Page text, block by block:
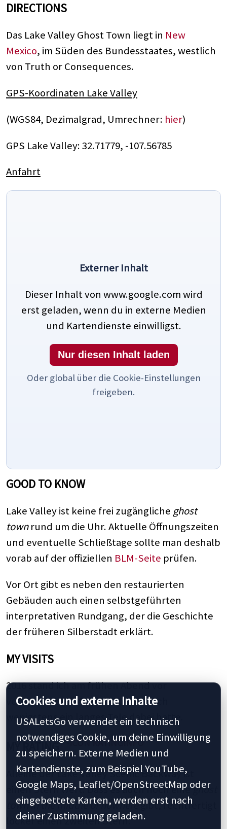
DIRECTIONS
Das Lake Valley Ghost Town liegt in New
Mexico, im Süden des Bundesstaates, westlich
von Truth or Consequences.
GPS-Koordinaten Lake Valley
(WGS84, Dezimalgrad, Umrechner: hier)
GPS Lake Valley: 32.71779, -107.56785
Anfahrt
Externer Inhalt
Dieser Inhalt von www.google.com wird
erst geladen, wenn du in externe Medien
und Kartendienste einwilligst.
Nur diesen Inhalt laden
Oder global über die Cookie-Einstellungen
freigeben.
GOOD TO KNOW
Lake Valley ist keine frei zugängliche ghost
townrund um die Uhr. Aktuelle Öffnungszeiten
und eventuelle Schließtage sollte man deshalb
vorab auf der offiziellen BLM-Seite prüfen.
Vor Ort gibt es neben den restaurierten
Gebäuden auch einen selbstgeführten
interpretativen Rundgang, der die Geschichte
der früheren Silberstadt erklärt.
MY VISITS
2016 stand ich am frühen Abend vor
verschlossenen Toren. Gut, dass ich
wenigstens ein langes Tele dabei hatte.
MY RATING
Alleine der Lake Valley Scenic Backway ist
einen Stern wert. Dass es auch noch eineghost
town in the middle of nowheregibt, rechtfertigt
locker einen zweiten Stern.
Cookies und externe Inhalte
USALetsGo verwendet ein technisch
notwendiges Cookie, um deine Einwilligung
zu speichern. Externe Medien und
Kartendienste, zum Beispiel YouTube,
Google Maps, Leaflet/OpenStreetMap oder
eingebettete Karten, werden erst nach
deiner Zustimmung geladen.